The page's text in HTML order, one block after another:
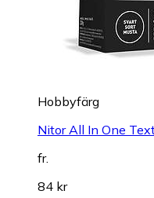
Hobbyfärg
Nitor All In One
fr.
84 kr